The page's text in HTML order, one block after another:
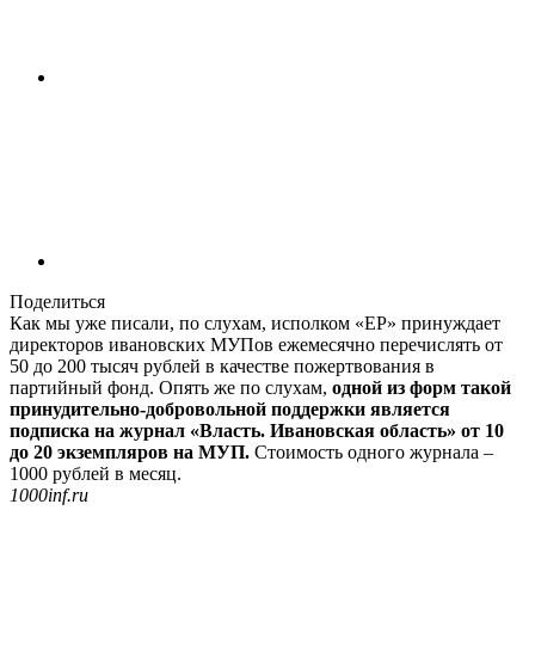
Поделиться
Как мы уже писали, по слухам, исполком «ЕР» принуждает
директоров ивановских МУПов ежемесячно перечислять от
50 до 200 тысяч рублей в качестве пожертвования в
партийный фонд. Опять же по слухам, одной из форм такой
принудительно-добровольной поддержки является
подписка на журнал «Власть. Ивановская область» от 10
до 20 экземпляров на МУП. Стоимость одного журнала –
1000 рублей в месяц.
1000inf.ru